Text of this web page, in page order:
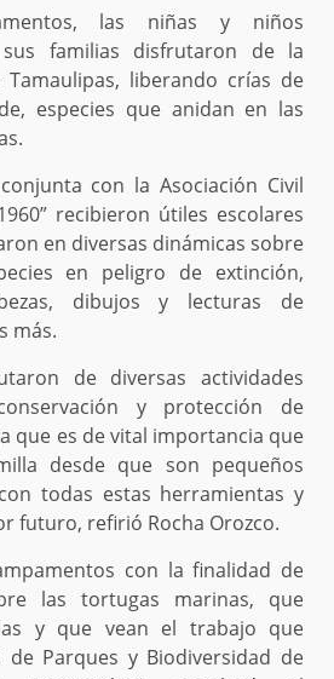
las niñas y niños
familias disfrutaron de la
liberando crías de
especies que anidan en las
con la Asociación Civil
recibieron útiles escolares
en diversas dinámicas sobre
en peligro de extinción,
dibujos y lecturas de
más.
de diversas actividades
y protección de
que es de vital importancia que
desde que son pequeños
todas estas herramientas y
futuro, refirió Rocha Orozco.
con la finalidad de
las tortugas marinas, que
y que vean el trabajo que
de Parques y Biodiversidad de